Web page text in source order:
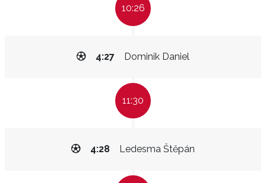
10:26
Dominik Daniel
4:27
11:30
Ledesma Štěpán
4:28